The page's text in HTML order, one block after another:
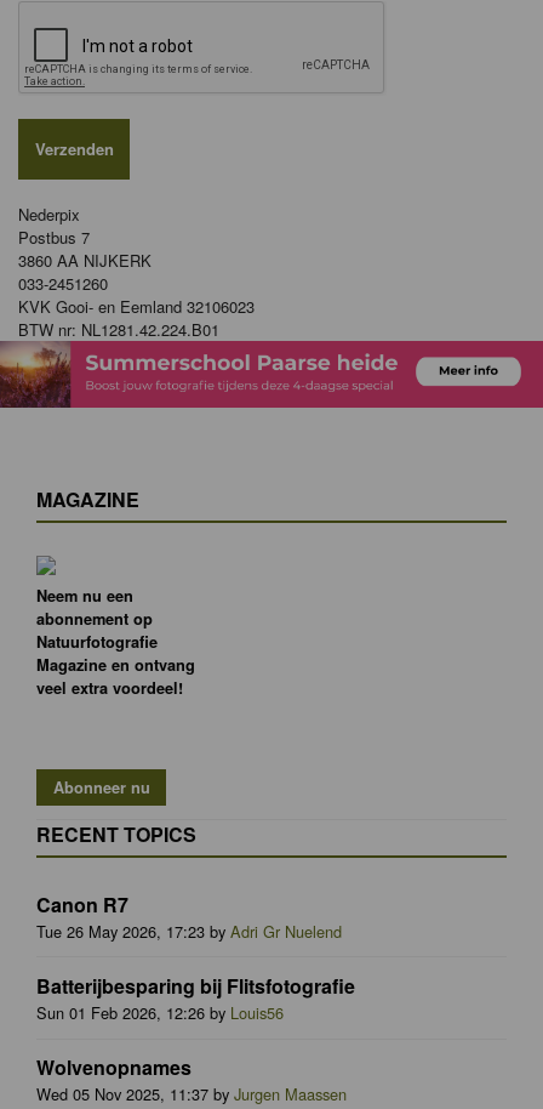
Nederpix
Postbus 7
3860 AA NIJKERK
033-2451260
KVK Gooi- en Eemland 32106023
BTW nr: NL1281.42.224.B01
MAGAZINE
Neem nu een
abonnement op
Natuurfotografie
Magazine en ontvang
veel extra voordeel!
RECENT TOPICS
Canon R7
Tue 26 May 2026, 17:23 by Adri Gr Nuelend
Batterijbesparing bij Flitsfotografie
Sun 01 Feb 2026, 12:26 by Louis56
Wolvenopnames
Wed 05 Nov 2025, 11:37 by Jurgen Maassen